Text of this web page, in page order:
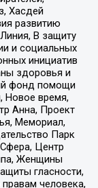
Хасдей
развитию
В защиту
и социальных
инициатив
здоровья и
фонд помощи
Новое время,
Анна, Проект
Мемориал,
Парк
Центр
Женщины
гласности,
человека,